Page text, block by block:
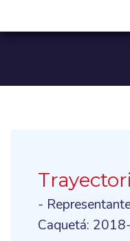
-
Caquetá: